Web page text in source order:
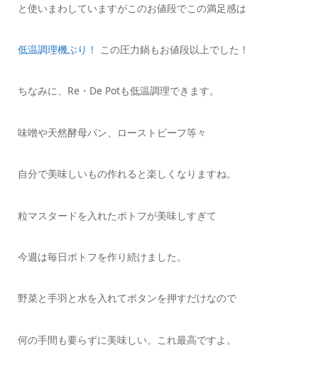
と使いまわしていますがこのお値段でこの満足感は
低温調理機ぶり！ この圧力鍋もお値段以上でした！
ちなみに、Re・De Potも低温調理できます。
味噌や天然酵母パン、ローストビーフ等々
自分で美味しいもの作れると楽しくなりますね。
粒マスタードを入れたポトフが美味しすぎて
今週は毎日ポトフを作り続けました。
野菜と手羽と水を入れてボタンを押すだけなので
何の手間も要らずに美味しい。これ最高ですよ。